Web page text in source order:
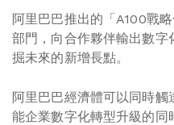
阿里巴巴推出的「A100戰
部門，向合作夥伴輸出數
掘未來的新增長點。
阿里巴巴經濟體可以同時
能企業數字化轉型升級的